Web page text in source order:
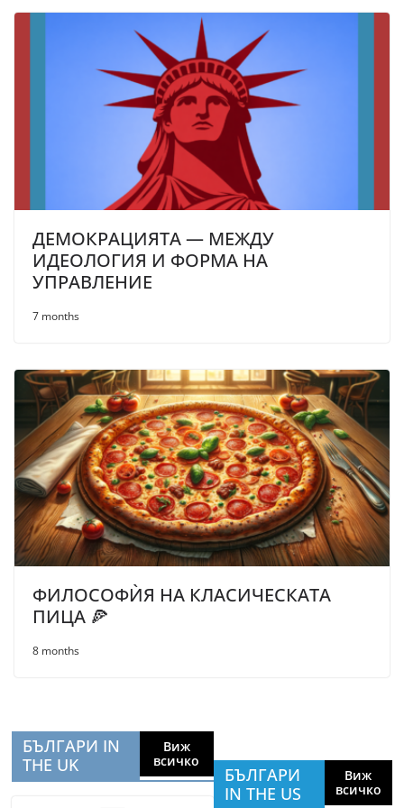
ДЕМОКРАЦИЯТА — МЕЖДУ
ИДЕОЛОГИЯ И ФОРМА НА
УПРАВЛЕНИЕ
7 months
ФИЛОСОФЍЯ НА КЛАСИЧЕСКАТА
ПИЦА 🍕
8 months
БЪЛГАРИ IN
THE UK
Виж
всичко
БЪЛГАРИ
IN THE US
Виж
всичко